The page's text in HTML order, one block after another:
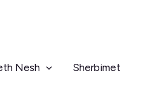
Nesh Sherbimet